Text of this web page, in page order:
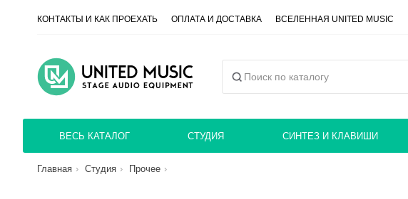
КОНТАКТЫ И КАК ПРОЕХАТЬ ОПЛАТА И ДОСТАВКА ВСЕЛЕННАЯ UNITED MUSIC
ВЕСЬ КАТАЛОГ СТУДИЯ СИНТЕЗ И КЛАВИШИ
Главная Студия Прочее